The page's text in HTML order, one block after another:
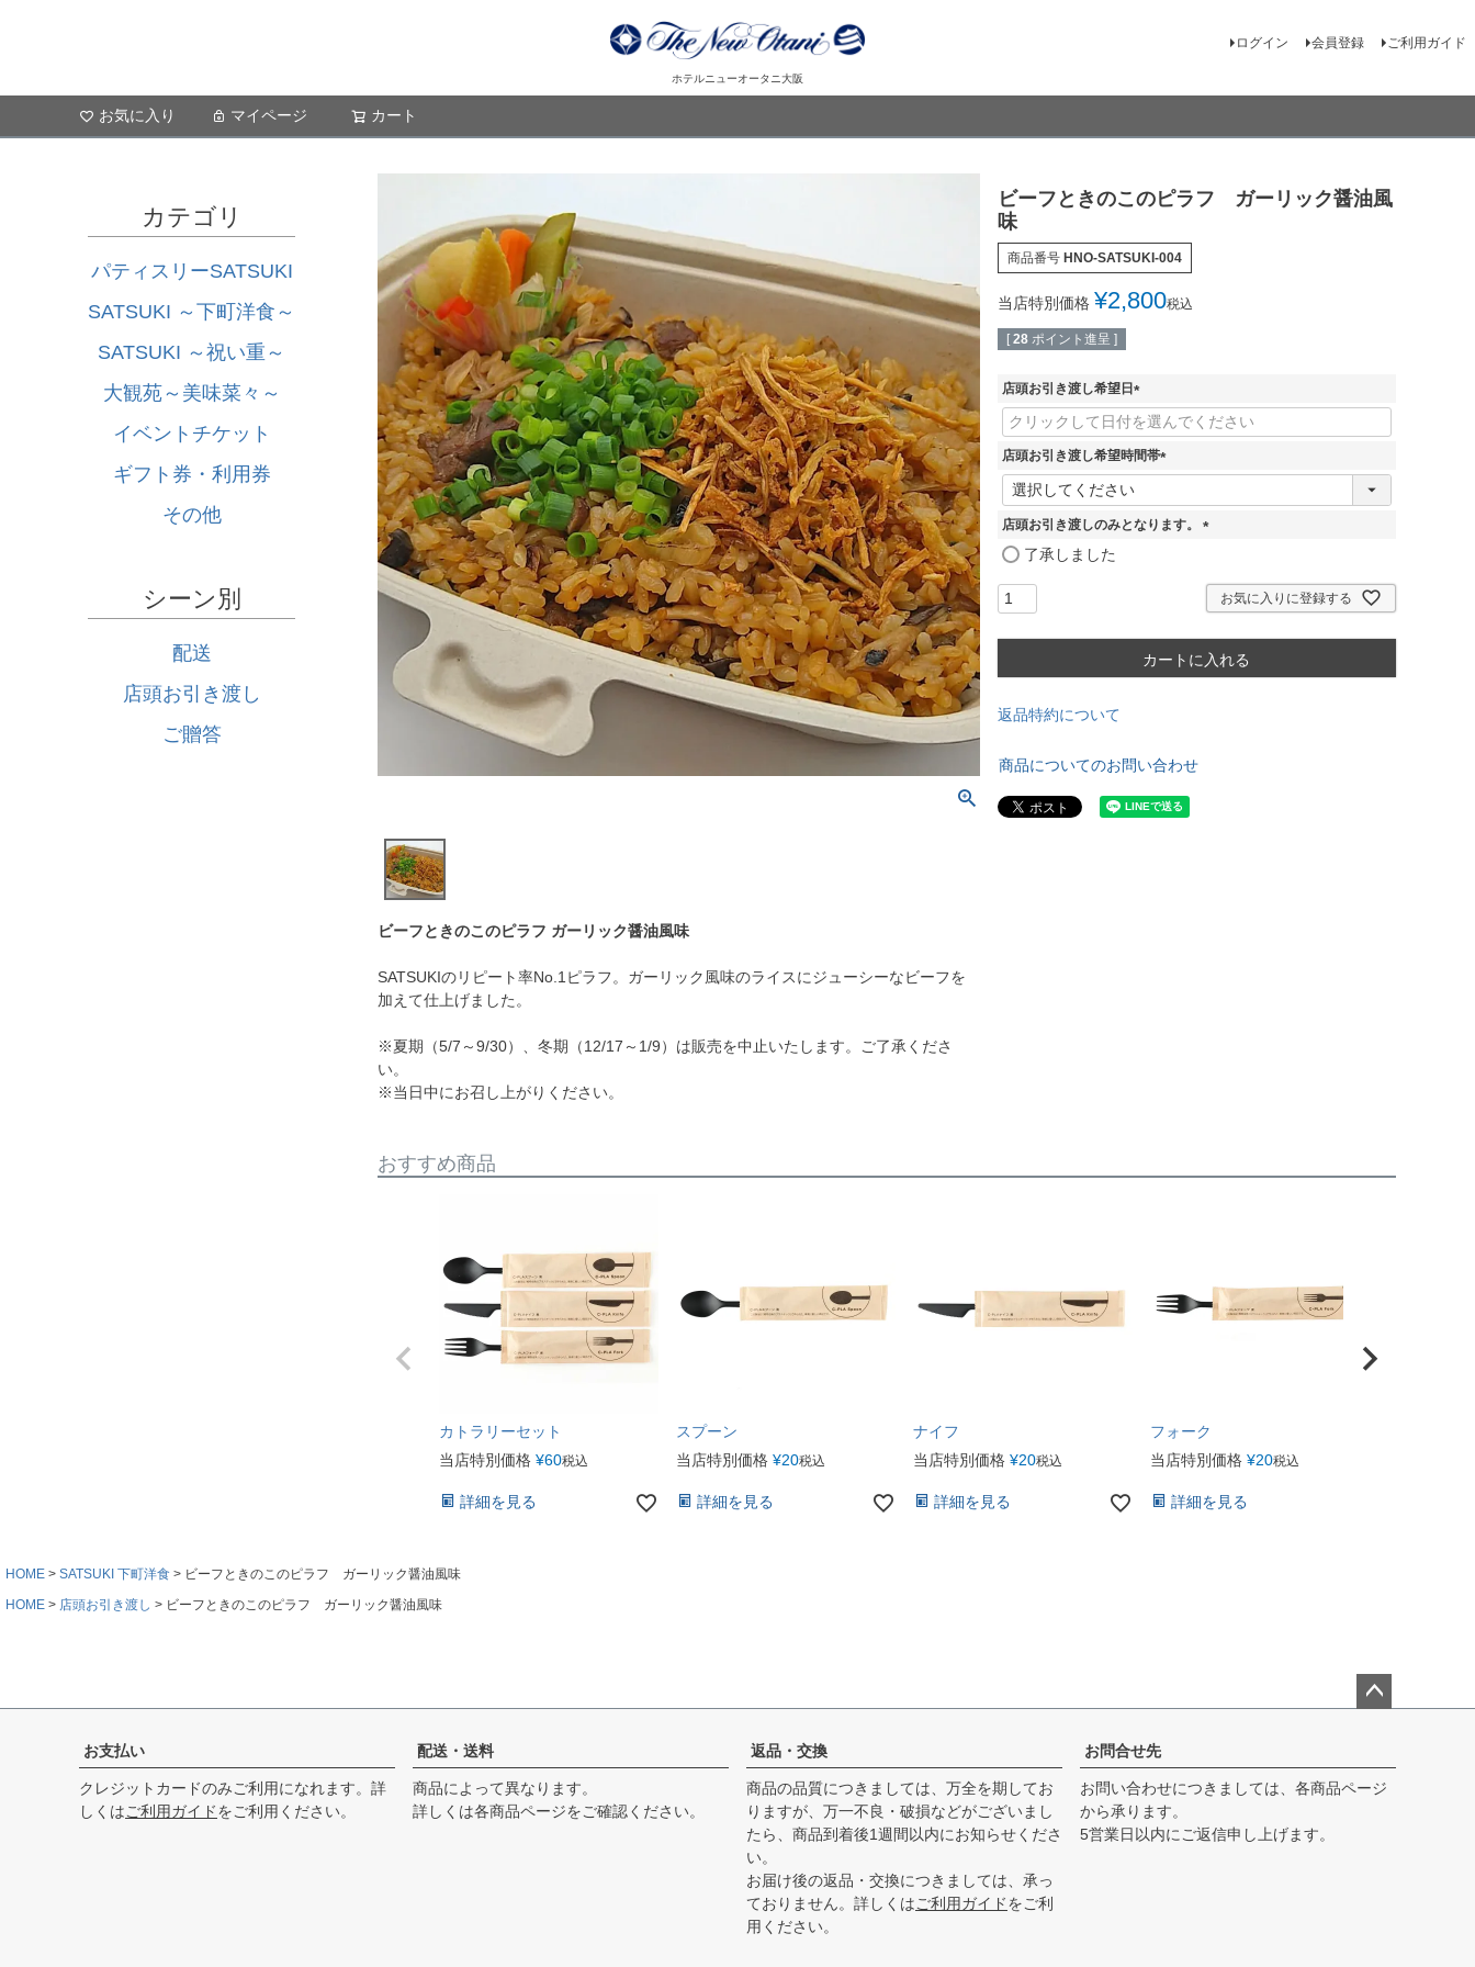
ホテルニューオータニ大阪
ログイン 会員登録 ご利用ガイド
お気に入り マイページ カート
カテゴリ
パティスリーSATSUKI
SATSUKI ～下町洋食～
SATSUKI ～祝い重～
大観苑～美味菜々～
イベントチケット
ギフト券・利用券
その他
シーン別
配送
店頭お引き渡し
ご贈答
ビーフときのこのピラフ ガーリック醤油風味
SATSUKIのリピート率No.1ピラフ。ガーリック風味のライスにジューシーなビーフを
加えて仕上げました。
※夏期（5/7～9/30）、冬期（12/17～1/9）は販売を中止いたします。ご了承くださ
い。
※当日中にお召し上がりください。
ビーフときのこのピラフ ガーリック醤油風
味
商品番号 HNO-SATSUKI-004
当店特別価格 ¥2,800税込
[ 28 ポイント進呈 ]
店頭お引き渡し希望日
(
必
須
)
店頭お引き渡し希望時間帯
(
須
店頭お引き渡しのみとなります。
須
了承しました
お気に入りに登録する
カートに入れる
返品特約について
商品についてのお問い合わせ
おすすめ商品
カトラリーセット
当店特別価格 ¥60税込
詳細を見る
スプーン
当店特別価格 ¥20税込
詳細を見る
ナイフ
当店特別価格 ¥20税込
詳細を見る
フォーク
当店特別価格 ¥20税込
詳細を見る
HOME SATSUKI 下町洋食
ビーフときのこのピラフ ガーリック醤油風味
HOME
店頭お引き渡し ビーフときのこのピラフ ガーリック醤油風味
ップ
へ
お支払い
クレジットカードのみご利用になれます。詳
しくはご利用ガイドをご利用ください。
配送・送料
商品によって異なります。
詳しくは各商品ページをご確認ください。
返品・交換
商品の品質につきましては、万全を期してお
りますが、万一不良・破損などがございまし
たら、商品到着後1週間以内にお知らせくださ
い。
お届け後の返品・交換につきましては、承っ
ておりません。詳しくはご利用ガイドをご利
用ください。
お問合せ先
お問い合わせにつきましては、各商品ページ
から承ります。
5営業日以内にご返信申し上げます。